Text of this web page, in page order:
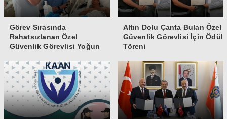
Görev Sırasında
Rahatsızlanan Özel
Güvenlik Görevlisi Yoğun
Altın Dolu Çanta Bulan Özel
Güvenlik Görevlisi İçin Ödül
Töreni